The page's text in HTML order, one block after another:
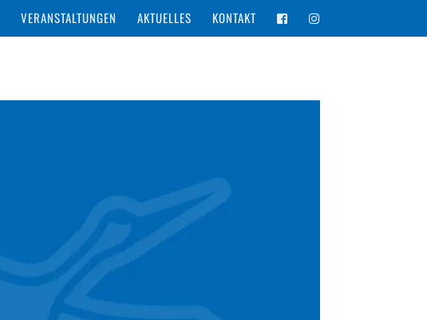
VERANSTALTUNGEN AKTUELLES KONTAKT